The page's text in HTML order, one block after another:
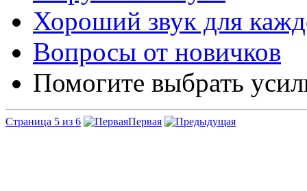
Хороший звук для
Вопросы от новичков
Помогите выбрать
Страница 5 из 6 Первая